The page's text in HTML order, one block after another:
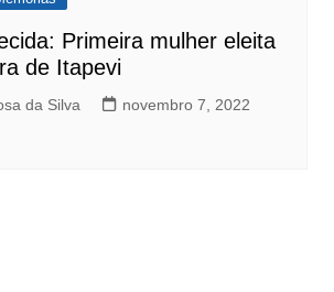
Primeira mulher eleita
de Itapevi
da Silva
novembro 7, 2022